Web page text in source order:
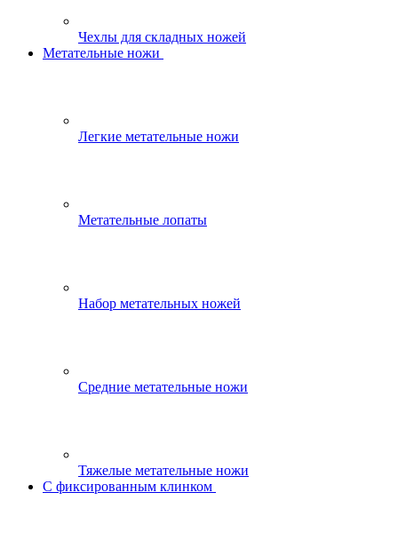
Чехлы для складных ножей
Метательные ножи
Легкие метательные ножи
Метательные лопаты
Набор метательных ножей
Средние метательные ножи
Тяжелые метательные ножи
С фиксированным клинком